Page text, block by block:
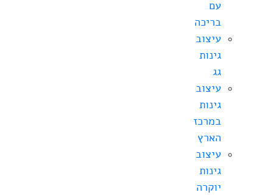
עם
בריכה
עיצוב
גינות
גג
עיצוב
גינות
במרכז
הארץ
עיצוב
גינות
יוקרה